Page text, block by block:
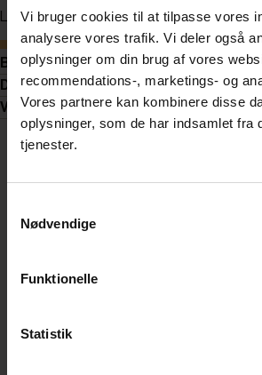
Vi bruger cookies til at tilpasse vores
analysere vores trafik. Vi deler også
oplysninger om din brug af vores
recommendations-, marketings- og
Vores partnere kan kombinere disse
oplysninger, som de har indsamlet fra
tjenester.
Nødvendige
Funktionelle
Statistik
Læg i kurv
Bestillingsvare
Beskrivelse
Dokumenter
Video